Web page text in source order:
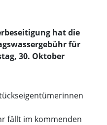
hat die
für
30. Oktober
fällt im kommenden